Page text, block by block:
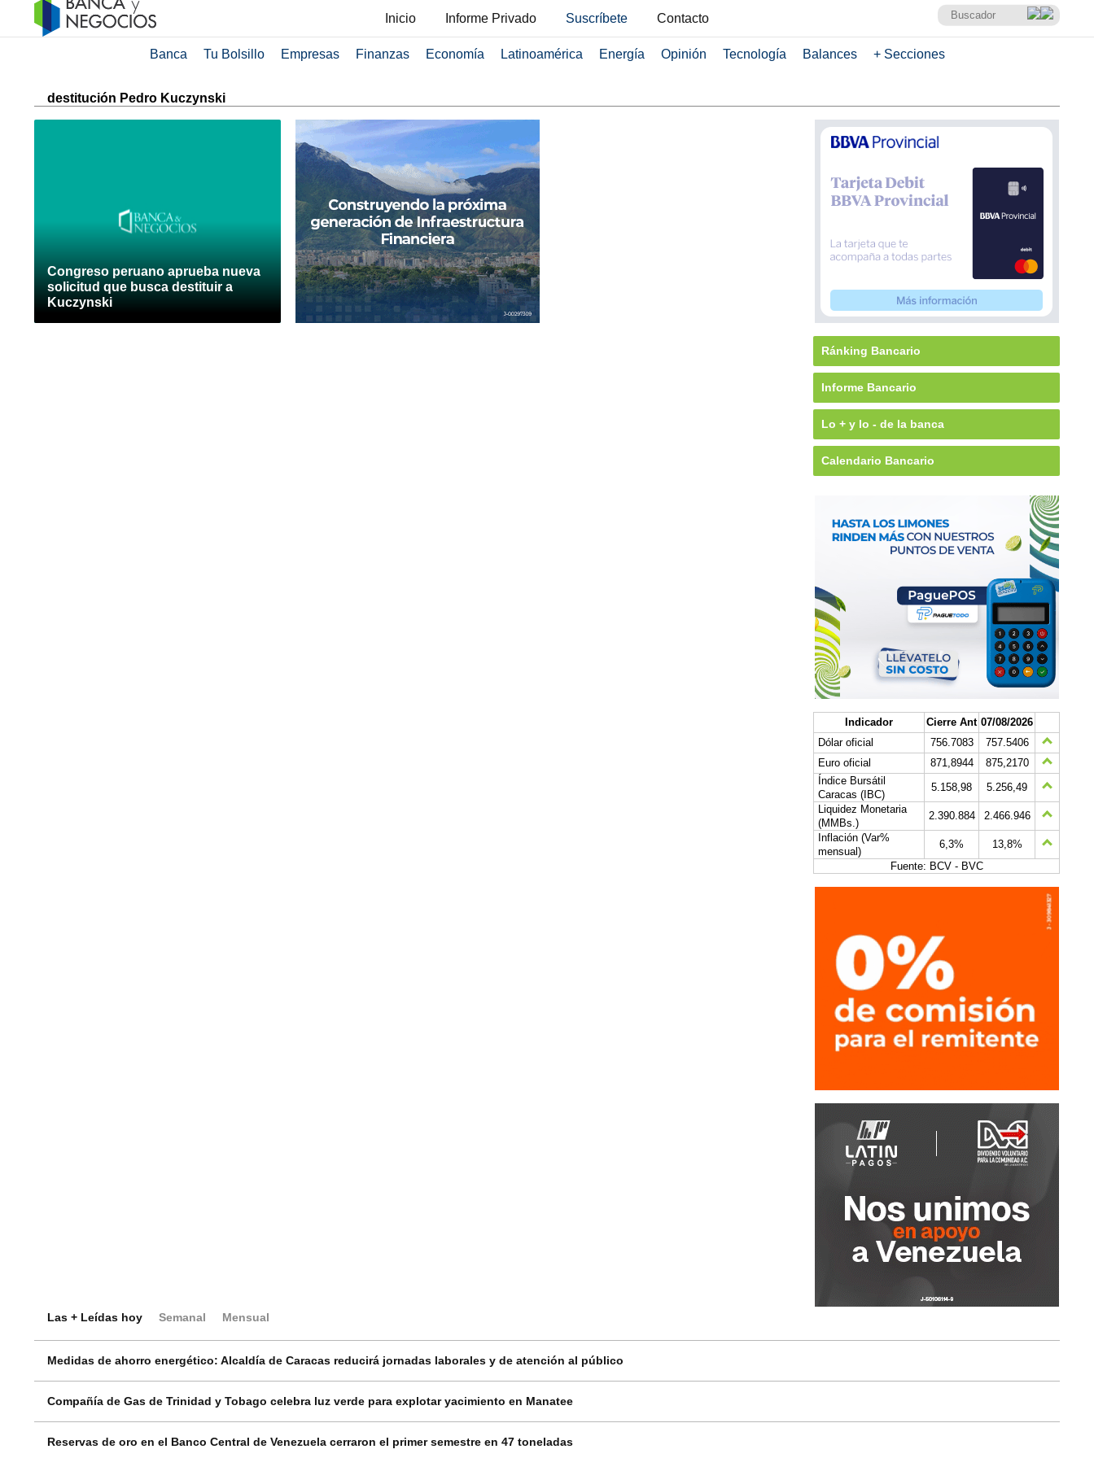
Inicio Informe Privado Suscríbete Contacto
Banca Tu Bolsillo Empresas Finanzas Economía Latinoamérica Energía Opinión Tecnología Balances + Secciones
destitución Pedro Kuczynski
Congreso peruano aprueba nueva
solicitud que busca destituir a
Kuczynski
Ránking Bancario
Informe Bancario
Lo + y lo - de la banca
Calendario Bancario
Indicador Cierre Ant 07/08/2026
Dólar oficial
756.7083
757.5406
Euro oficial
871,8944
875,2170
Índice Bursátil
Caracas (IBC)
5.158,98
5.256,49
Liquidez Monetaria
(MMBs.)
2.390.884
2.466.946
Inflación (Var%
mensual)
6,3%
13,8%
Fuente: BCV - BVC
Las + Leídas hoy Semanal Mensual
Medidas de ahorro energético: Alcaldía de Caracas reducirá jornadas laborales y de atención al público
Compañía de Gas de Trinidad y Tobago celebra luz verde para explotar yacimiento en Manatee
Reservas de oro en el Banco Central de Venezuela cerraron el primer semestre en 47 toneladas